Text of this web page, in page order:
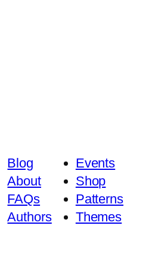
Blog
About
FAQs
Authors
Events
Shop
Patterns
Themes